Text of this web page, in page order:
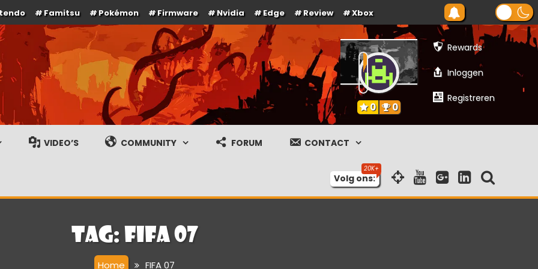
Famitsu Pokémon Firmware Nvidia Edge Review Xbox
gameplay streams
Rewards
Inloggen
Registreren
0 0
VIDEO’S COMMUNITY FORUM CONTACT
Volg ons:
Tag: FIFA 07
Home FIFA 07